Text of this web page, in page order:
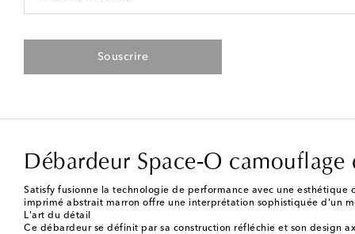
Souscrire
Débardeur Space‑O camouflage
Satisfy fusionne la technologie de performance avec une
imprimé abstrait marron offre une interprétation sophistiquée d'un
L'art du détail
Ce débardeur se définit par sa construction réfléchie et son design